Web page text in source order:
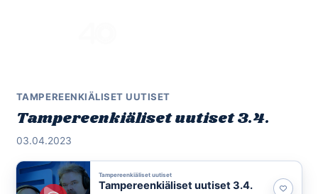
TAMPEREENKIÄLISET UUTISET
Tampereenkiäliset uutiset 3.4.
03.04.2023
Tampereenkiäliset uutiset
Tampereenkiäliset uutiset 3.4.